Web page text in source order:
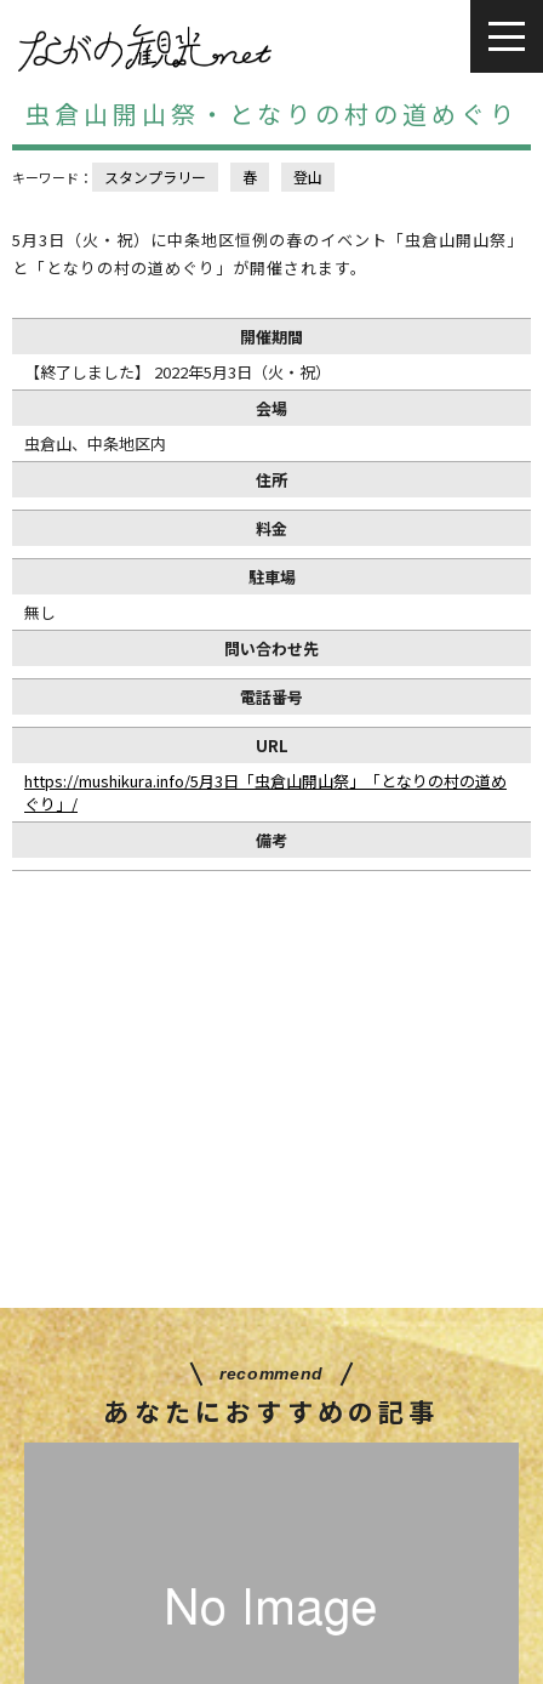
虫倉山開山祭・となりの村の道めぐり
キーワード： スタンプラリー 春 登山
5月3日（火・祝）に中条地区恒例の春のイベント「虫倉山開山祭」
と「となりの村の道めぐり」が開催されます。
開催期間
【終了しました】 2022年5月3日（火・祝）
会場
虫倉山、中条地区内
住所
料金
駐車場
無し
問い合わせ先
電話番号
URL
https://mushikura.info/5月3日「虫倉山開山祭」「となりの村の道め
ぐり」/
備考
recommend
あなたにおすすめの記事